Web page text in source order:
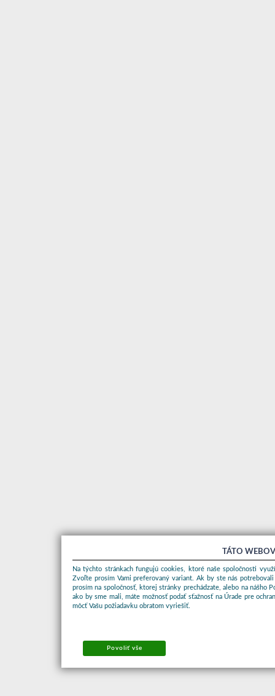
TÁTO
Na týchto stránkach fungujú cookies, ktoré naše spoločnosti
Zvoľte prosím Vami preferovaný variant. Ak by ste nás
prosím na spoločnosť, ktorej stránky prechádzate, alebo na nášho
ako by sme mali, máte možnosť podať sťažnosť na Úrade pre
môcť Vašu požiadavku obratom vyriešiť.
Povoliť vše